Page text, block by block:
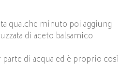
qualche minuto poi aggiungi
di aceto balsamico
di acqua ed è proprio così